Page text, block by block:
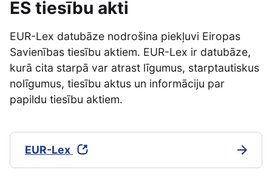
ES tiesību akti
EUR-Lex datubāze nodrošina piekļuvi Eiropas
Savienības tiesību aktiem. EUR-Lex ir datubāze,
kurā cita starpā var atrast līgumus, starptautiskus
nolīgumus, tiesību aktus un informāciju par
papildu tiesību aktiem.
EUR-Lex